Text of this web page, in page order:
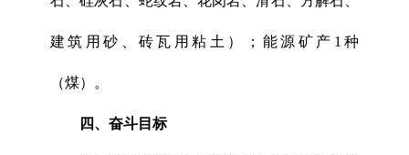
建筑用砂、砖瓦用粘土）；能源矿产1种
（煤）。
四、奋斗目标